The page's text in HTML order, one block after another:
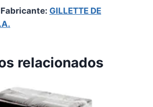
GILLETTE DE
relacionados